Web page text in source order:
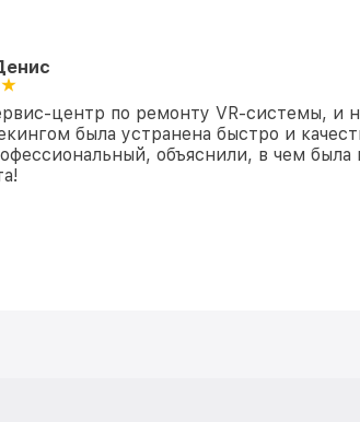
центр по ремонту VR-системы, и
была устранена быстро и
объяснили, в чем была